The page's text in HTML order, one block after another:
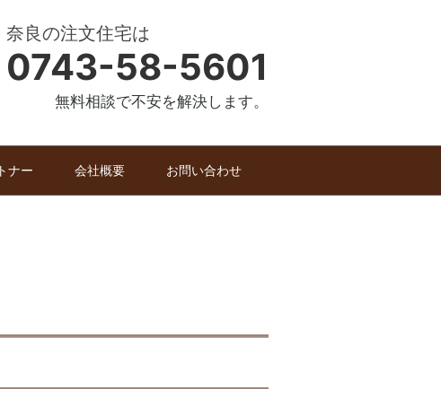
奈良の注文住宅は
0743-58-5601
無料相談で不安を解決します。
ナー 会社概要 お問い合わせ